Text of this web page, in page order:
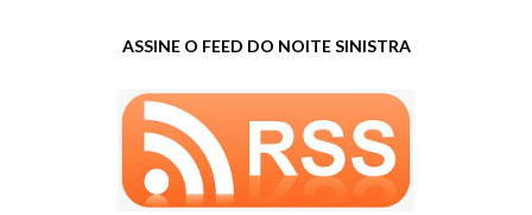
ASSINE O FEED DO NOITE SINISTRA